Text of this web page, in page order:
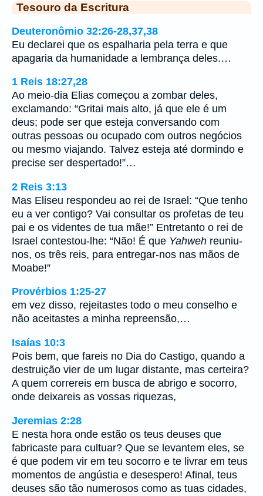
Tesouro da Escritura
Deuteronômio 32:26-28,37,38
Eu declarei que os espalharia pela terra e que
apagaria da humanidade a lembrança deles.…
1 Reis 18:27,28
Ao meio-dia Elias começou a zombar deles,
exclamando: “Gritai mais alto, já que ele é um
deus; pode ser que esteja conversando com
outras pessoas ou ocupado com outros negócios
ou mesmo viajando. Talvez esteja até dormindo e
precise ser despertado!”…
2 Reis 3:13
Mas Eliseu respondeu ao rei de Israel: “Que tenho
eu a ver contigo? Vai consultar os profetas de teu
pai e os videntes de tua mãe!” Entretanto o rei de
Israel contestou-lhe: “Não! É que Yahweh reuniu-
nos, os três reis, para entregar-nos nas mãos de
Moabe!”
Provérbios 1:25-27
em vez disso, rejeitastes todo o meu conselho e
não aceitastes a minha repreensão,…
Isaías 10:3
Pois bem, que fareis no Dia do Castigo, quando a
destruição vier de um lugar distante, mas certeira?
A quem correreis em busca de abrigo e socorro,
onde deixareis as vossas riquezas,
Jeremias 2:28
E nesta hora onde estão os teus deuses que
fabricaste para cultuar? Que se levantem eles, se
é que podem vir em teu socorro e te livrar em teus
momentos de angústia e desespero! Afinal, teus
deuses são tão numerosos como as tuas cidades,